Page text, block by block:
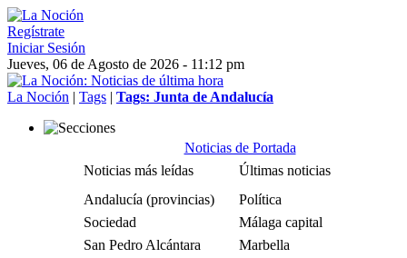
Regístrate
Iniciar Sesión
Jueves, 06 de Agosto de 2026 - 11:12 pm
La Noción | Tags | Tags: Junta de Andalucía
Noticias de Portada
Noticias más leídas
Últimas noticias
Andalucía (provincias)
Política
Sociedad
Málaga capital
San Pedro Alcántara
Marbella